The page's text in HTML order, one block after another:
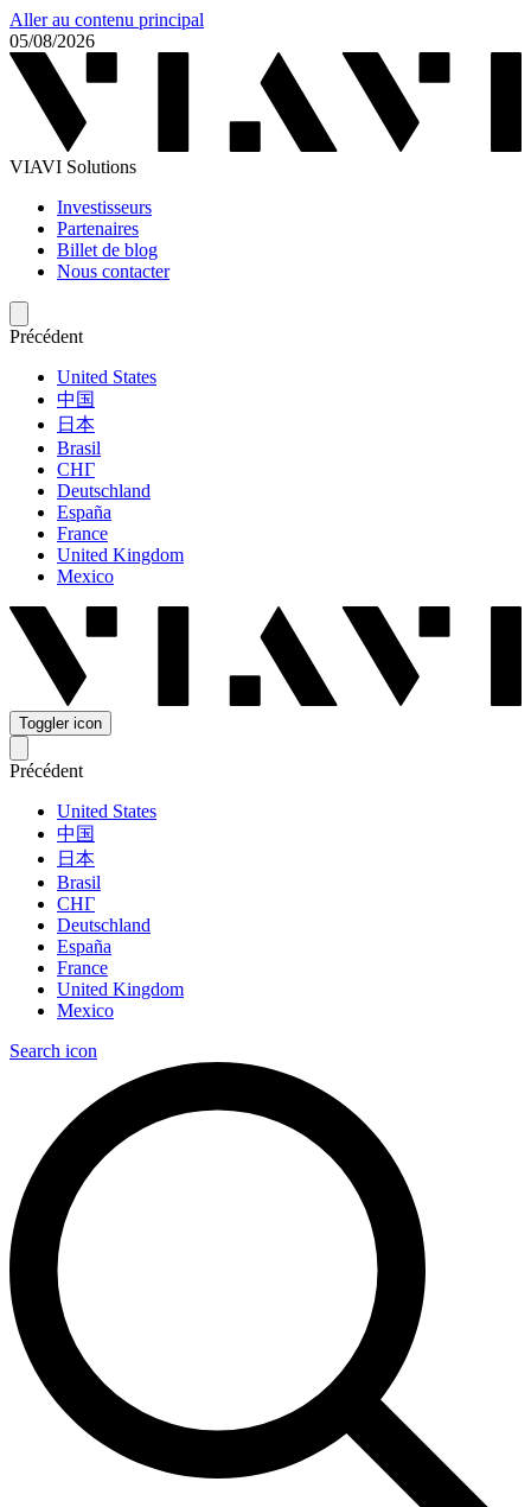
Aller au contenu principal
05/08/2026
VIAVI Solutions
Investisseurs
Partenaires
Billet de blog
Nous contacter
Précédent
United States
中国
日本
Brasil
СНГ
Deutschland
España
France
United Kingdom
Mexico
Toggler icon
Précédent
United States
中国
日本
Brasil
СНГ
Deutschland
España
France
United Kingdom
Mexico
Search icon